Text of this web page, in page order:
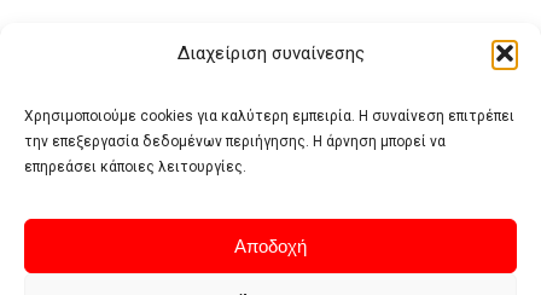
Διαχείριση συναίνεσης
Χρησιμοποιούμε cookies για καλύτερη εμπειρία. Η συναίνεση επιτρέπει
την επεξεργασία δεδομένων περιήγησης. Η άρνηση μπορεί να
επηρεάσει κάποιες λειτουργίες.
Αποδοχή
Πολυτέλεια δεν είναι το αντίθετο της ανέχειας, είναι το αντίθετο της